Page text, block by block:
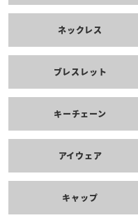
ネックレス
ブレスレット
キーチェーン
アイウェア
キャップ